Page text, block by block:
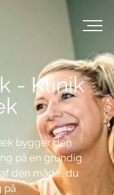
- Klinik
bygger den
på en grundig
den måde, du
på